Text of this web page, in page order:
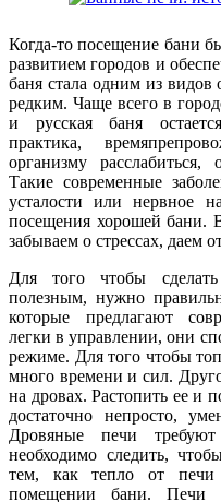
Когда-то посещение бани
развитием городов и
баня стала одним из видов
редким. Чаще всего в
и русская баня
практика,
организму расслабиться,
Такие современные
усталости или нервное
посещения хорошей бани.
забываем о стрессах, даем
Для того чтобы
полезным, нужно
которые предлагают
легки в управлении, они
режиме. Для того чтобы
много времени и сил.
на дровах. Растопить ее и
достаточно непросто,
Дровяные печи
необходимо следить,
тем, как тепло от печи
помещении бани. Печи